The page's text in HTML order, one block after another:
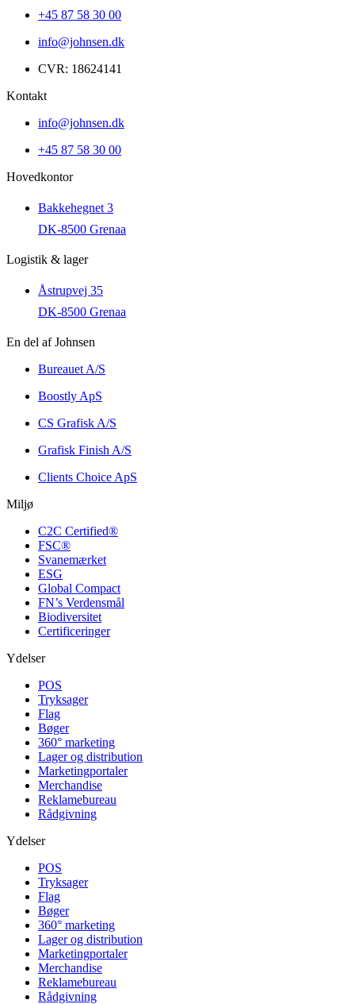
+45 87 58 30 00
info@johnsen.dk
CVR: 18624141
Kontakt
info@johnsen.dk
+45 87 58 30 00
Hovedkontor
Bakkehegnet 3
DK-8500 Grenaa
Logistik & lager
Åstrupvej 35
DK-8500 Grenaa
En del af Johnsen
Bureauet A/S
Boostly ApS
CS Grafisk A/S
Grafisk Finish A/S
Clients Choice ApS
Miljø
C2C Certified®
FSC®
Svanemærket
ESG
Global Compact
FN’s Verdensmål
Biodiversitet
Certificeringer
Ydelser
POS
Tryksager
Flag
Bøger
360° marketing
Lager og distribution
Marketing­portaler
Merchandise
Reklamebureau
Rådgivning
Ydelser
POS
Tryksager
Flag
Bøger
360° marketing
Lager og distribution
Marketing­portaler
Merchandise
Reklamebureau
Rådgivning